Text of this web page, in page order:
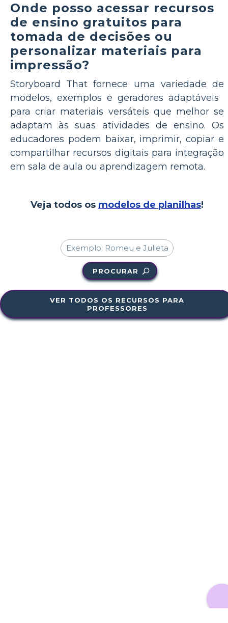
Onde posso acessar recursos
de ensino gratuitos para
tomada de decisões ou
personalizar materiais para
impressão?
Storyboard That fornece uma variedade de
modelos, exemplos e geradores adaptáveis ​​
para criar materiais versáteis que melhor se
adaptam às suas atividades de ensino. Os
educadores podem baixar, imprimir, copiar e
compartilhar recursos digitais para integração
em sala de aula ou aprendizagem remota.
Veja todos os modelos de planilhas!
PROCURAR
VER TODOS OS RECURSOS PARA
PROFESSORES